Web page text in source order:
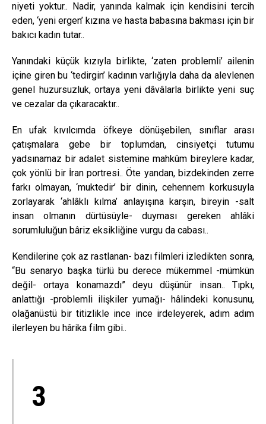
niyeti yoktur.. Nadir, yanında kalmak için kendisini tercih
eden, ‘yeni ergen’ kızına ve hasta babasına bakması için bir
bakıcı kadın tutar..
Yanındaki küçük kızıyla birlikte, ‘zaten problemli’ ailenin
içine giren bu ‘tedirgin’ kadının varlığıyla daha da alevlenen
genel huzursuzluk, ortaya yeni dâvâlarla birlikte yeni suç
ve cezalar da çıkaracaktır..
En ufak kıvılcımda öfkeye dönüşebilen, sınıflar arası
çatışmalara gebe bir toplumdan, cinsiyetçi tutumu
yadsınamaz bir adalet sistemine mahkûm bireylere kadar,
çok yönlü bir İran portresi.. Öte yandan, bizdekinden zerre
farkı olmayan, ‘muktedir’ bir dinin, cehennem korkusuyla
zorlayarak ‘ahlâklı kılma’ anlayışına karşın, bireyin -salt
insan olmanın dürtüsüyle- duyması gereken ahlâki
sorumluluğun bâriz eksikliğine vurgu da cabası..
Kendilerine çok az rastlanan- bazı filmleri izledikten sonra,
“Bu senaryo başka türlü bu derece mükemmel -mümkün
değil- ortaya konamazdı” deyu düşünür insan.. Tıpkı,
anlattığı -problemli ilişkiler yumağı- hâlindeki konusunu,
olağanüstü bir titizlikle ince ince irdeleyerek, adım adım
ilerleyen bu hârika film gibi..
3